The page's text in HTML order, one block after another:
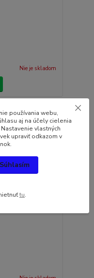
Nie je skladom
používania webu,
aj na účely cielenia
vlastných
upraviť odkazom v
Súhlasím
tu.